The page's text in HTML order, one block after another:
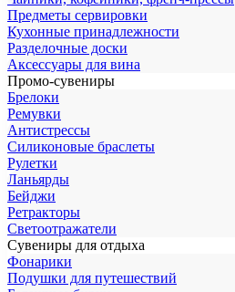
Предметы сервировки
Кухонные принадлежности
Разделочные доски
Аксессуары для вина
Промо-сувениры
Брелоки
Ремувки
Антистрессы
Силиконовые браслеты
Рулетки
Ланьярды
Бейджи
Ретракторы
Светоотражатели
Сувениры для отдыха
Фонарики
Подушки для путешествий